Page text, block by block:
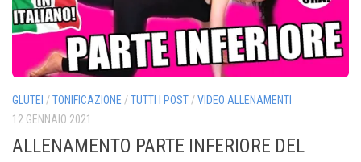
GLUTEI /TONIFICAZIONE /TUTTI I POST /VIDEO ALLENAMENTI
12 GENNAIO 2021
ALLENAMENTO PARTE INFERIORE DEL